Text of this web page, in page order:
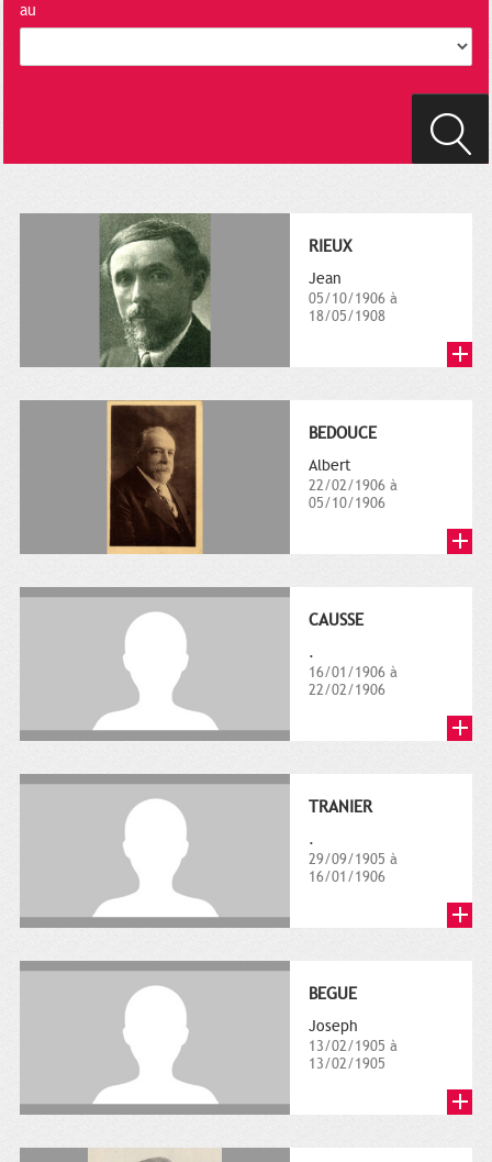
au
RIEUX
Jean
05/10/1906 à
18/05/1908
BEDOUCE
Albert
22/02/1906 à
05/10/1906
CAUSSE
.
16/01/1906 à
22/02/1906
TRANIER
.
29/09/1905 à
16/01/1906
BEGUE
Joseph
13/02/1905 à
13/02/1905